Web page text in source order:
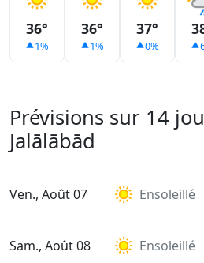
36°
1%
36°
1%
37°
0%
Prévisions sur 14
Jalālābād
Ven., Août 07 Ensoleillé
Sam., Août 08 Ensoleillé